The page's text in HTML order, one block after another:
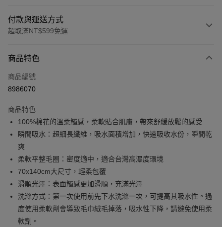
付款與運送方式
超取滿NT$599免運
信用卡一次付款
信用卡分期付款
合作金庫商業銀行
華南商業銀行
彰化商業銀行
上海商業儲蓄銀行
台北富邦商業銀行
國泰世華商業銀行
臺灣中小企業銀行
台中商業銀行
匯豐（台灣）商業銀行
聯邦商業銀行
元大商業銀行
永豐商業銀行
玉山商業銀行
星展（台灣）商業銀行
台新國際商業銀行
中國信託商業銀行
台灣樂天信用卡公司
6 期 0 利率 每期
華南商業銀行
彰化商業銀行
上海商業儲蓄銀行
國泰世華商業銀行
兆豐國際商業銀行
臺灣中小企業銀行
匯豐（台灣）商業銀行
華泰商業銀行
聯邦商業銀行
遠東國際商業銀行
元大商業銀行
永豐商業銀行
玉山商業銀行
星展（台灣）商業銀行
台新國際商業銀行
超商取貨付款
LINE Pay
Apple Pay
悠遊付
Google Pay
全盈+PAY
商品特色
商品編號
8986070
商品特色
100%棉花的溫柔觸感，柔軟貼合肌膚，帶來舒緩放鬆的感受
瞬間吸水：超細長纖維，吸水面積增加，快速吸收水份，瞬間乾
爽
柔軟平整毛圈：密度適中，適合台灣高濕度環境
70x140cm大尺寸，輕柔包覆
滑順光澤：表面觸感更加滑順，充滿光澤
洗滌方式：第一次使用前先下水洗滌一次，可提高其吸水性。過
度使用柔軟劑會導致毛巾絨毛掉落，吸水性下降，請避免使用柔
軟劑。